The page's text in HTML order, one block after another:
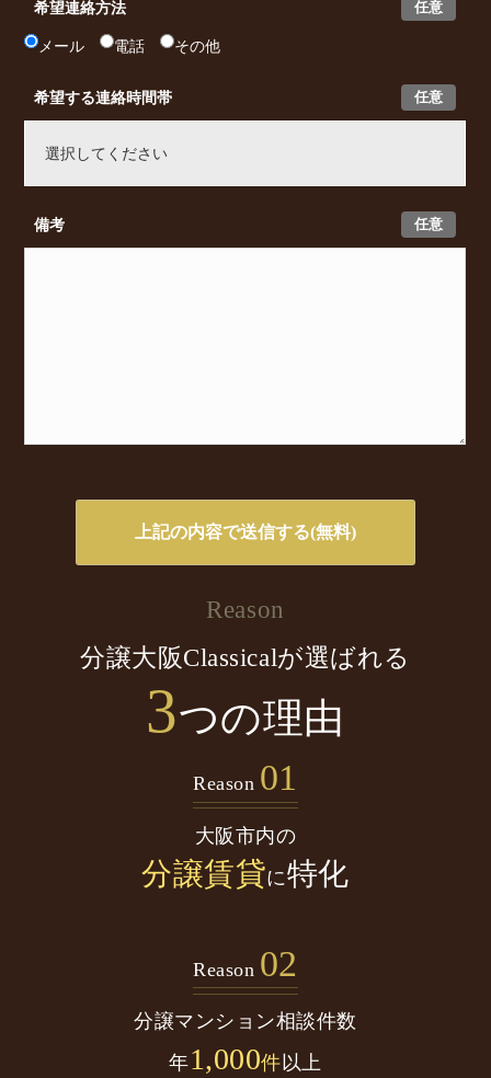
任意
希望連絡方法
メール 電話 その他
任意
希望する連絡時間帯
任意
備考
Reason
分譲大阪Classicalが選ばれる
3つの理由
Reason 01
大阪市内の
分譲賃貸に特化
Reason 02
分譲マンション相談件数
年1,000件以上